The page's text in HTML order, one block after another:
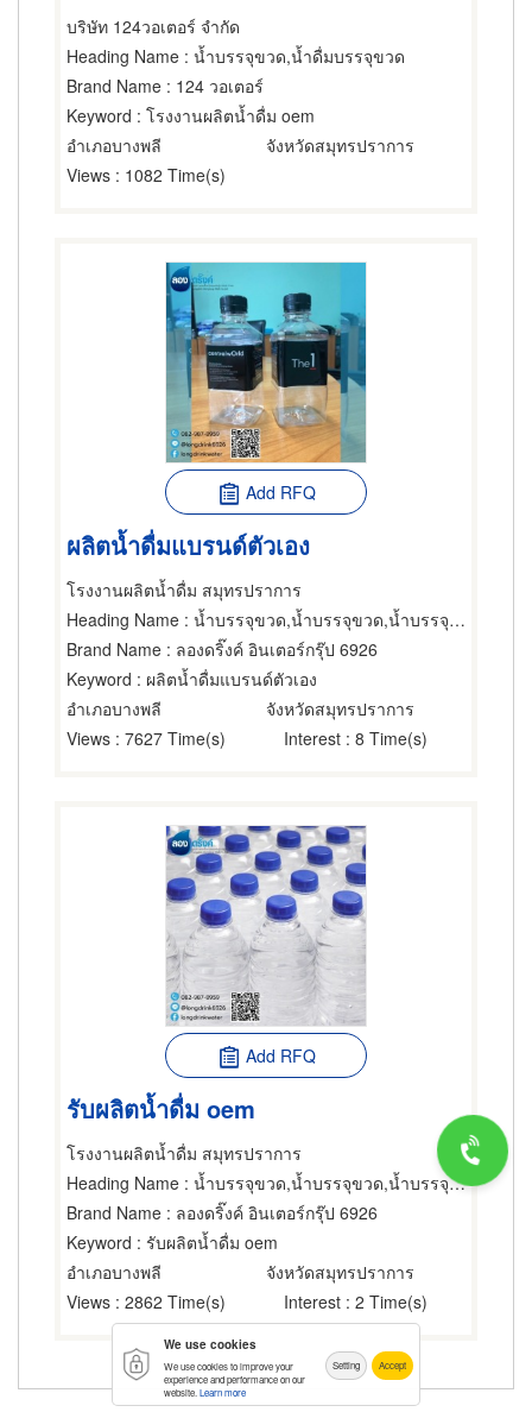
บริษัท 124วอเตอร์ จำกัด
Heading Name : น้ำบรรจุขวด,น้ำดื่มบรรจุขวด
Brand Name : 124 วอเตอร์
Keyword : โรงงานผลิตน้ำดื่ม oem
อำเภอบางพลี
จังหวัดสมุทรปราการ
Views : 1082 Time(s)
Add RFQ
ผลิตน้ำดื่มแบรนด์ตัวเอง
โรงงานผลิตน้ำดื่ม สมุทรปราการ
Heading Name : น้ำบรรจุขวด,น้ำบรรจุขวด,น้ำบรรจุขวด
Brand Name : ลองดริ๊งค์ อินเตอร์กรุ๊ป 6926
Keyword : ผลิตน้ำดื่มแบรนด์ตัวเอง
อำเภอบางพลี
จังหวัดสมุทรปราการ
Views : 7627 Time(s) Interest : 8 Time(s)
Add RFQ
รับผลิตน้ำดื่ม oem
โรงงานผลิตน้ำดื่ม สมุทรปราการ
Heading Name : น้ำบรรจุขวด,น้ำบรรจุขวด,น้ำบรรจุขวด
Brand Name : ลองดริ๊งค์ อินเตอร์กรุ๊ป 6926
Keyword : รับผลิตน้ำดื่ม oem
อำเภอบางพลี
จังหวัดสมุทรปราการ
Views : 2862 Time(s) Interest : 2 Time(s)
We use cookies
We use cookies to improve your
experience and performance on our
website. Learn more
Setting Accept